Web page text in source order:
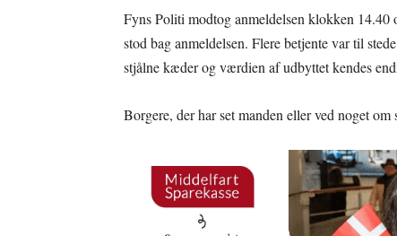
Fyns Politi modtog anmeldelsen klokken
stod bag anmeldelsen. Flere betjente var til
stjålne kæder og værdien af udbyttet kendes
Borgere, der har set manden eller ved noget